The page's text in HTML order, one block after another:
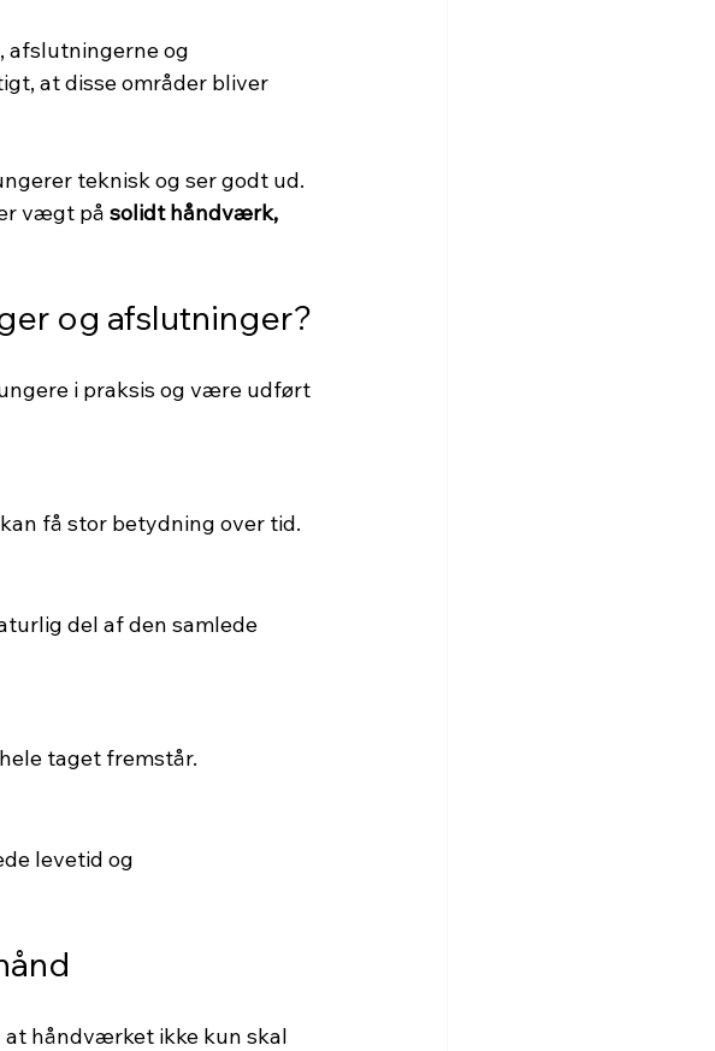
afslutningerne og
at disse områder bliver
teknisk og ser godt ud.
vægt på solidt håndværk,
og afslutninger?
i praksis og være udført
få stor betydning over tid.
del af den samlede
taget fremstår.
levetid og
at håndværket ikke kun skal